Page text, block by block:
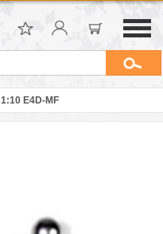
1:10 E4D-MF